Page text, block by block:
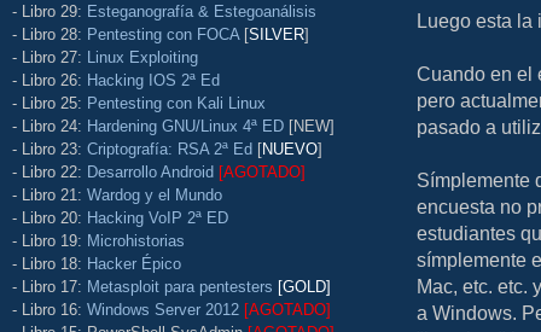
- Libro 29: Esteganografía & Estegoanálisis
- Libro 28: Pentesting con FOCA[SILVER]
- Libro 27: Linux Exploiting
- Libro 26: Hacking IOS 2ª Ed
- Libro 25: Pentesting con Kali Linux
- Libro 24: Hardening GNU/Linux 4ª ED [NEW]
- Libro 23: Criptografía: RSA 2ª Ed [NUEVO]
- Libro 22: Desarrollo Android [AGOTADO]
- Libro 21: Wardog y el Mundo
- Libro 20: Hacking VoIP 2ª ED
- Libro 19: Microhistorias
- Libro 18: Hacker Épico
- Libro 17: Metasploit para pentesters [GOLD]
- Libro 16: Windows Server 2012 [AGOTADO]
Luego esta la
Cuando en el
pero
pasado a
Símplemente
encuesta no
estudiantes
símplemente
Mac, etc. etc.
a Windows.